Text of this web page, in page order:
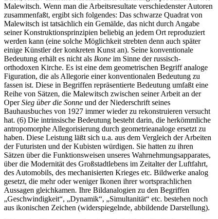
Malewitsch. Wenn man die Arbeitsresultate verschiedenster Autoren
zusammenfaßt, ergibt sich folgendes: Das schwarze Quadrat von
Malewitsch ist tatsächlich ein Gemälde, das nicht durch Angabe
seiner Konstruktionsprinzipien beliebig an jedem Ort reproduziert
werden kann (eine solche Möglichkeit strebten denn auch später
einige Künstler der konkreten Kunst an). Seine konventionale
Bedeutung erhält es nicht als Ikone im Sinne der russisch-
orthodoxen Kirche. Es ist eine dem geometrischen Begriff analoge
Figuration, die als Allegorie einer konventionalen Bedeutung zu
fassen ist. Diese in Begriffen repräsentierte Bedeutung umfaßt eine
Reihe von Sätzen, die Malewitsch zwischen seiner Arbeit an der
OperSieg über die Sonne und der Niederschrift seines
Bauhausbuches von 1927 immer wieder zu rekonstruieren versucht
hat. (6) Die intrinsische Bedeutung besteht darin, die herkömmliche
antropomorphe Allegorisierung durch geometrieanaloge ersetzt zu
haben. Diese Leistung läßt sich u.a. aus dem Vergleich der Arbeiten
der Futuristen und der Kubisten würdigen. Sie hatten zu ihren
Sätzen über die Funktionsweisen unseres Wahrnehmungsapparates,
über die Modernität des Großstadtlebens im Zeitalter der Luftfahrt,
des Automobils, des mechanisierten Krieges etc. Bildwerke analog
gesetzt, die mehr oder weniger Ikonen ihrer wortsprachlichen
Aussagen gleichkamen. Ihre Bildanalogien zu den Begriffen
„Geschwindigkeit“, „Dynamik“, „Simultanität“ etc. bestehen noch
aus ikonischen Zeichen (widerspiegelnde, abbildende Darstellung).